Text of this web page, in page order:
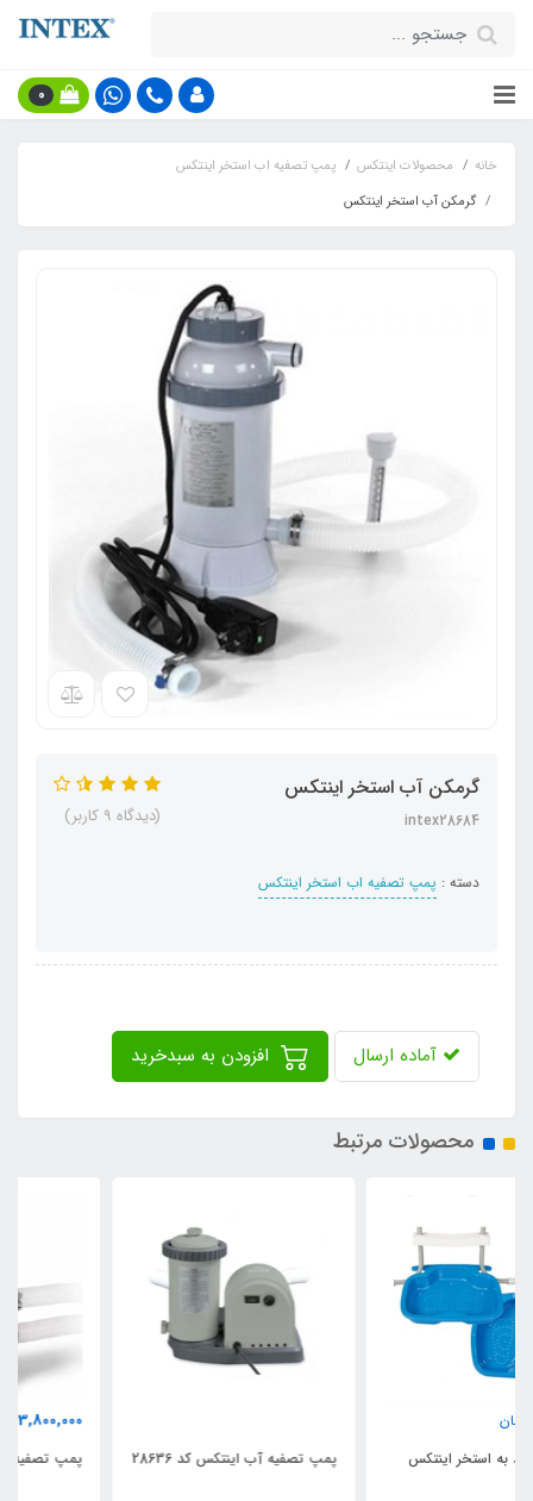
0
خانه محصولات اینتکس
پمپ تصفیه اب استخر اینتکس
گرمکن آب استخر اینتکس
گرمکن آب استخر اینتکس
intex28684
دسته : پمپ تصفیه اب استخر اینتکس
(دیدگاه 9 کاربر)
آماده ارسال
محصولات مرتبط
پمپ تصفیه آب اینتکس کد 28636
پمپ تصفیه آب استخر کد 28638